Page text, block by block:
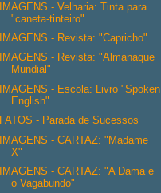
IMAGENS - Velharia: Tinta para
"caneta-tinteiro"
IMAGENS - Revista: "Capricho"
IMAGENS - Revista: "Almanaque
Mundial"
IMAGENS - Escola: Livro "Spoken
English"
FATOS - Parada de Sucessos
IMAGENS - CARTAZ: "Madame
X"
IMAGENS - CARTAZ: "A Dama e
o Vagabundo"